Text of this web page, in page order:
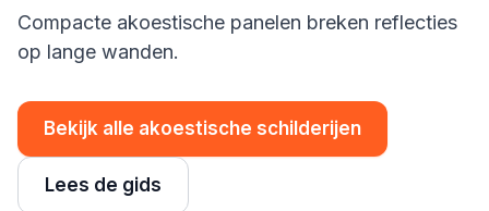
Compacte akoestische panelen breken reflecties
op lange wanden.
Bekijk alle akoestische schilderijen
Lees de gids